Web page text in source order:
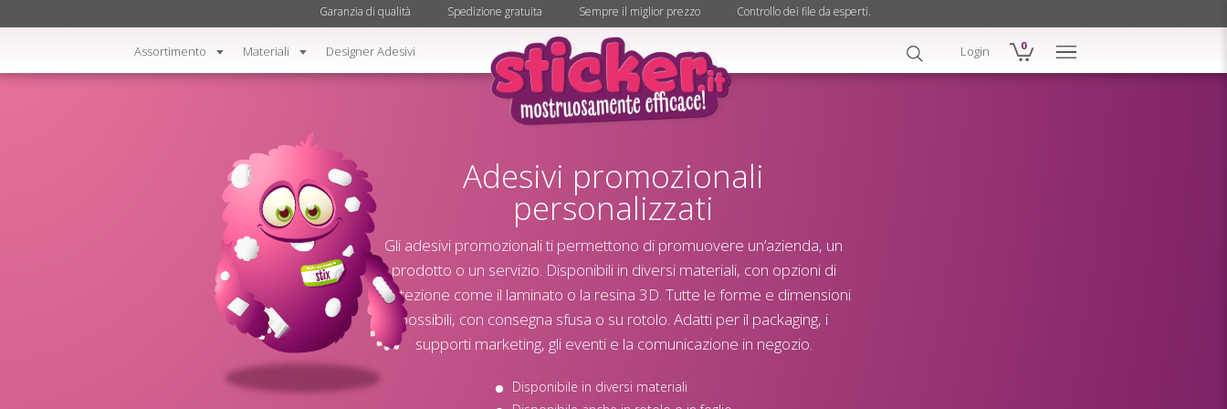
Adesivi promozionali
personalizzati
Gli adesivi promozionali ti permettono di promuovere un’azienda, un
prodotto o un servizio. Disponibili in diversi materiali, con opzioni di
protezione come il laminato o la resina 3D. Tutte le forme e dimensioni
possibili, con consegna sfusa o su rotolo. Adatti per il packaging, i
supporti marketing, gli eventi e la comunicazione in negozio.
Disponibile in diversi materiali
Login 0
Assortimento Materiali Designer Adesivi
Garanzia di qualità Spedizione gratuita Sempre il miglior prezzo Controllo dei file da esperti.